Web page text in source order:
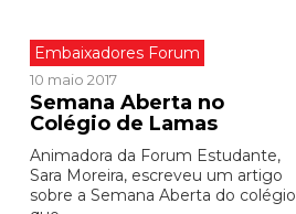
Embaixadores Forum
10 maio 2017
Semana Aberta no
Colégio de Lamas
Animadora da Forum Estudante,
Sara Moreira, escreveu um artigo
sobre a Semana Aberta do colégio